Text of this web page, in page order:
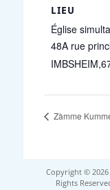
LIEU
Église
48A rue
IMBSHEIM,
Zàmme
Copyright © 2026
Rights